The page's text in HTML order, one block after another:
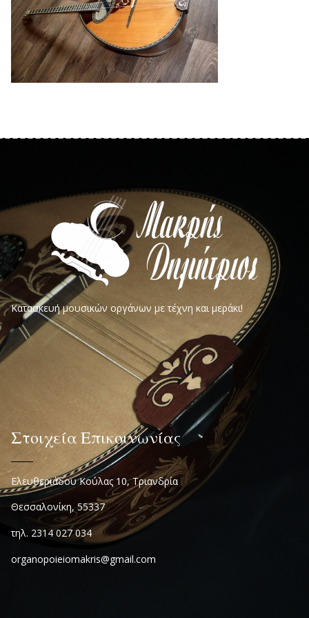
Κατασκευή μουσικών οργάνων με τέχνη και μεράκι!
Στοιχεία Επικοινωνίας
Ελευθεριάδου Κούλας 10, Τριανδρία
Θεσσαλονίκη, 55337
τηλ. 2314 027 034
organopoieiomakris@gmail.com